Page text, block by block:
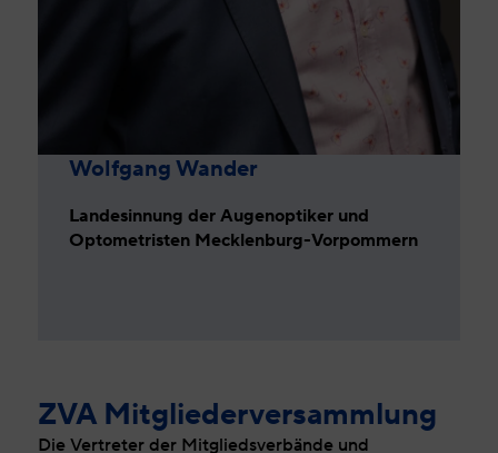
Wolfgang Wander
Landesinnung der Augenoptiker und
Optometristen Mecklenburg-Vorpommern
ZVA Mitgliederversammlung
Die Vertreter der Mitgliedsverbände und